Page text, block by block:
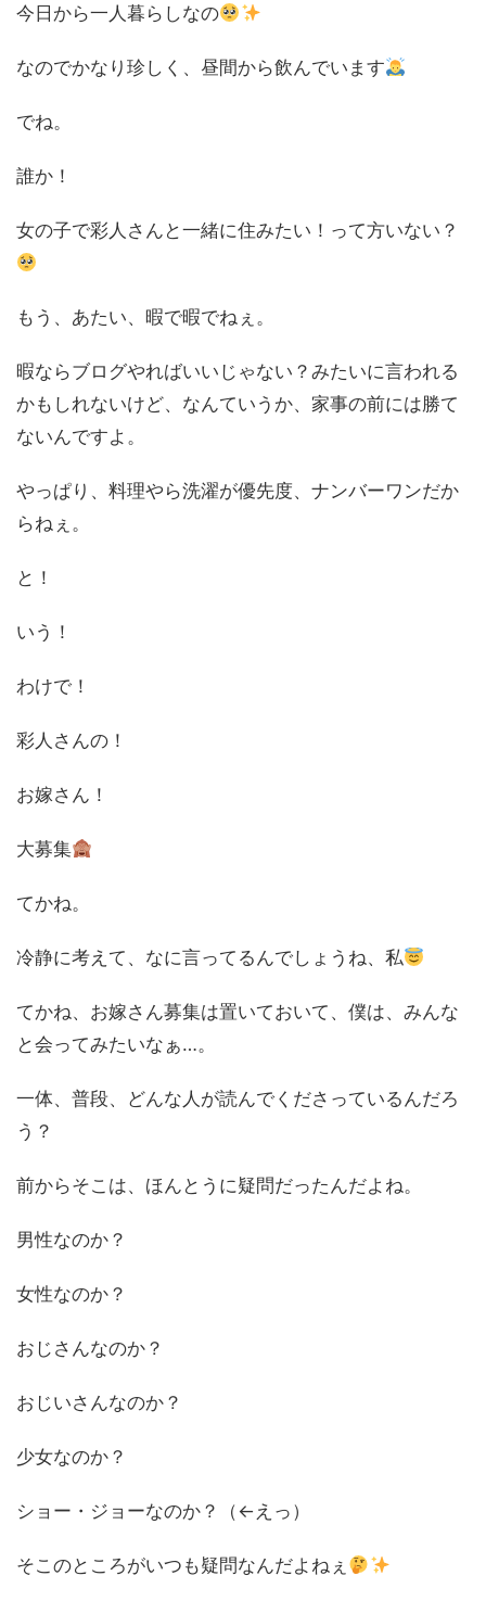
今日から一人暮らしなの
なのでかなり珍しく、昼間から飲んでいます
でね。
誰か！
女の子で彩人さんと一緒に住みたい！って方いない？
もう、あたい、暇で暇でねぇ。
暇ならブログやればいいじゃない？みたいに言われる
かもしれないけど、なんていうか、家事の前には勝て
ないんですよ。
やっぱり、料理やら洗濯が優先度、ナンバーワンだか
らねぇ。
と！
いう！
わけで！
彩人さんの！
お嫁さん！
大募集
てかね。
冷静に考えて、なに言ってるんでしょうね、私
てかね、お嫁さん募集は置いておいて、僕は、みんな
と会ってみたいなぁ…。
一体、普段、どんな人が読んでくださっているんだろ
う？
前からそこは、ほんとうに疑問だったんだよね。
男性なのか？
女性なのか？
おじさんなのか？
おじいさんなのか？
少女なのか？
ショー・ジョーなのか？（←えっ）
そこのところがいつも疑問なんだよねぇ